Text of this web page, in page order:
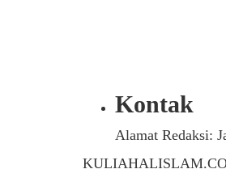
Kontak
Alamat Redaksi: